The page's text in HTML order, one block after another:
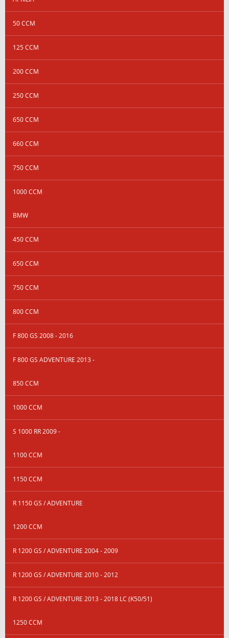
50 CCM
125 CCM
200 CCM
250 CCM
650 CCM
660 CCM
750 CCM
1000 CCM
BMW
450 CCM
650 CCM
750 CCM
800 CCM
F 800 GS 2008 - 2016
F 800 GS ADVENTURE 2013 -
850 CCM
1000 CCM
S 1000 RR 2009 -
1100 CCM
1150 CCM
R 1150 GS / ADVENTURE
1200 CCM
R 1200 GS / ADVENTURE 2004 - 2009
R 1200 GS / ADVENTURE 2010 - 2012
R 1200 GS / ADVENTURE 2013 - 2018 LC (K50/51)
1250 CCM